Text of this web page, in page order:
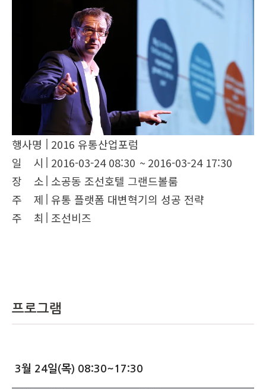
행사명
2016 유통산업포럼
일 시
2016-03-24 08:30 ~ 2016-03-24 17:30
장 소 소공동 조선호텔 그랜드볼룸
주 제 유통 플랫폼 대변혁기의 성공 전략
주 최
조선비즈
프로그램
3월 24일(목) 08:30~17:30